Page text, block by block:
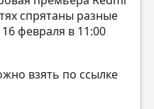
спрятаны разные
февраля в 11:00
взять по ссылке